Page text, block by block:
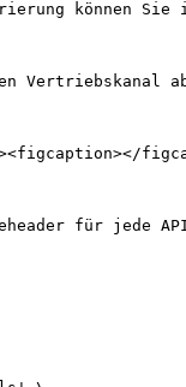
für